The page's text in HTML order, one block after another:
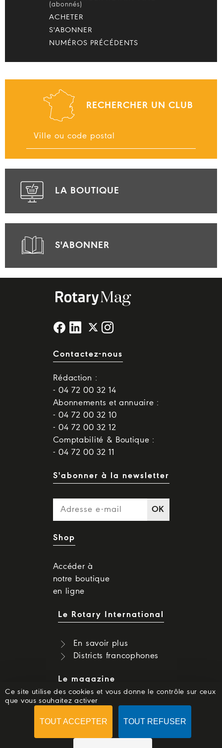
(abonnés)
ACHETER
S'ABONNER
NUMÉROS PRÉCÉDENTS
RECHERCHER UN CLUB
LA BOUTIQUE
S'ABONNER
Contactez-nous
Rédaction :
- 04 72 00 32 14
Abonnements et annuaire :
- 04 72 00 32 10
- 04 72 00 32 12
Comptabilité & Boutique :
- 04 72 00 32 11
S'abonner à la newsletter
OK
Shop
Accéder à
notre boutique
en ligne
Le Rotary International
En savoir plus
Districts francophones
Le magazine
Dernier numéro
Numéros précédents
Ce site utilise des cookies et vous donne le contrôle sur ceux
que vous souhaitez activer
TOUT ACCEPTER TOUT REFUSER